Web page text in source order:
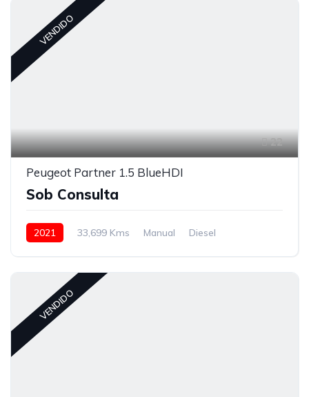
VENDIDO
22
Peugeot Partner 1.5 BlueHDI
Sob Consulta
2021 33,699 Kms Manual
Diesel
VENDIDO